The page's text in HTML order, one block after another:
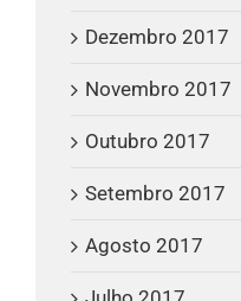
Dezembro 2017
Novembro 2017
Outubro 2017
Setembro 2017
Agosto 2017